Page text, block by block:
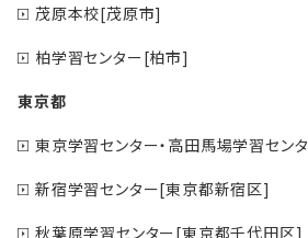
茂原本校[茂原市]
柏学習センター[柏市]
東京都
東京学習センター・高田馬場学習セン
新宿学習センター[東京都新宿区]
秋葉原学習センター[東京都千代田区]